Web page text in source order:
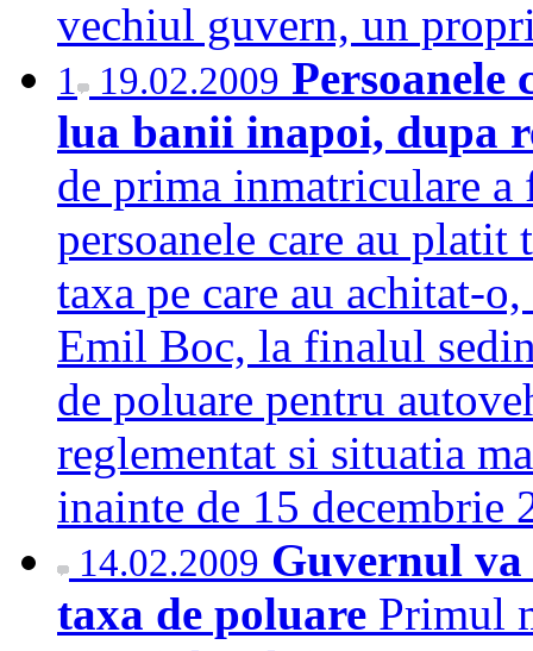
vechiul guvern, un
1 19.02.2009
lua banii inapoi, dupa
de prima inmatriculare a
persoanele care au
taxa pe care au achitat-
Emil Boc, la finalul
de poluare pentru
reglementat si situatia
inainte de 15
14.02.2009 Guvernul
taxa de poluare Primul